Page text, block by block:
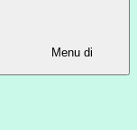
Menu di